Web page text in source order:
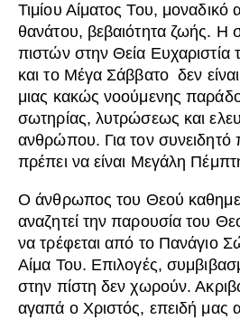
Τιμίου Αίματος Του, μοναδικό
θανάτου, βεβαιότητα ζωής. Η
πιστών στην Θεία
και το Μέγα Σάββατο δεν
μιας κακώς νοούμενης
σωτηρίας, λυτρώσεως και
ανθρώπου. Για τον συνειδητό
πρέπει να είναι Μεγάλη
Ο άνθρωπος του Θεού
αναζητεί την παρουσία του
να τρέφεται από το Πανάγιο
Αίμα Του. Επιλογές,
στην πίστη δεν χωρούν.
αγαπά ο Χριστός, επειδή μας